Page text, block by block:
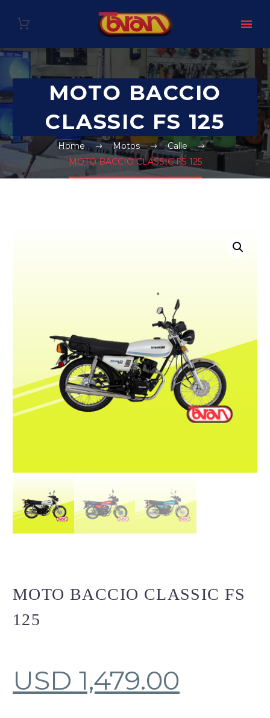
MOTO BACCIO
CLASSIC FS 125
Home Motos
Calle
MOTO BACCIO CLASSIC FS 125
MOTO BACCIO CLASSIC FS
125
USD 1,479.00